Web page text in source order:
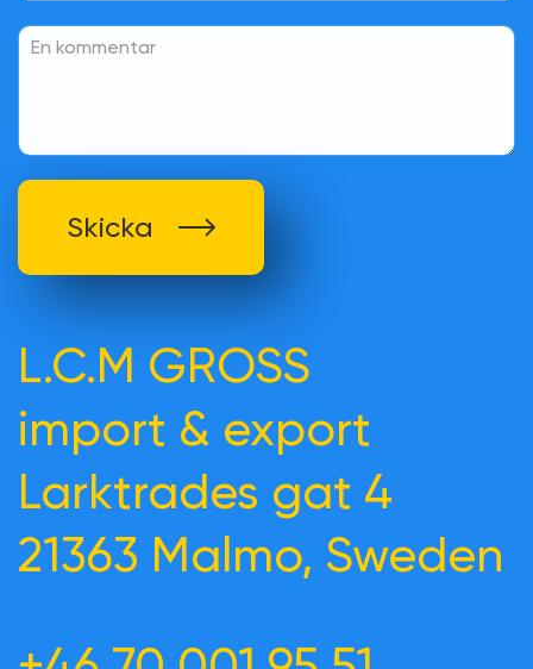
Skicka
L.C.M GROSS
import & export
Larktrades gat 4
21363 Malmo, Sweden